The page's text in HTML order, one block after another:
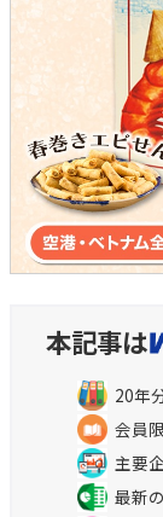
本記事は
20年
会員
主要
最新